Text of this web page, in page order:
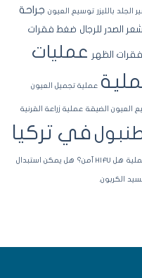
بالليزر توسيع العيون جراحة
للرجال ضغط فقرات
الظهر عمليات
عملية تجميل العيون
الضيقة عملية زراعة القرنية
في تركيا
هل HIFU آمن؟ هل يمكن استبدال